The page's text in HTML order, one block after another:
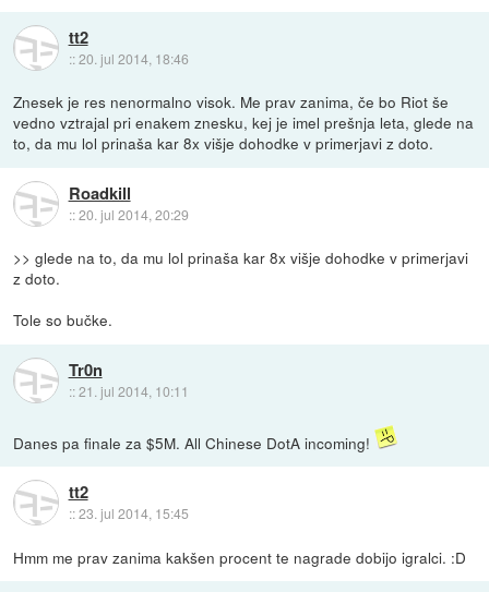
tt2
::20. jul 2014, 18:46
Znesek je res nenormalno visok. Me prav zanima, če bo Riot še
vedno vztrajal pri enakem znesku, kej je imel prešnja leta, glede na
to, da mu lol prinaša kar 8x višje dohodke v primerjavi z doto.
Roadkill
::20. jul 2014, 20:29
>> glede na to, da mu lol prinaša kar 8x višje dohodke v primerjavi
z doto.
Tole so bučke.
Tr0n
::21. jul 2014, 10:11
Danes pa finale za $5M. All Chinese DotA incoming!
tt2
::23. jul 2014, 15:45
Hmm me prav zanima kakšen procent te nagrade dobijo igralci. :D